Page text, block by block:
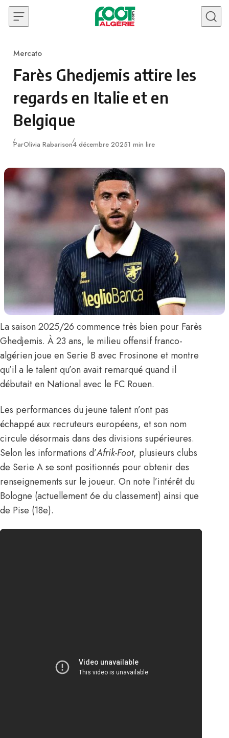
Skip to content
Category
Mercato
Farès Ghedjemis attire les
regards en Italie et en
Belgique
ParOlivia RabarisonPublié
4 décembre 20251 min lire
La saison 2025/26 commence très bien pour Farès
Ghedjemis. À 23 ans, le milieu offensif franco-
algérien joue en Serie B avec Frosinone et montre
qu’il a le talent qu’on avait remarqué quand il
débutait en National avec le FC Rouen.
Les performances du jeune talent n’ont pas
échappé aux recruteurs européens, et son nom
circule désormais dans des divisions supérieures.
Selon les informations d’Afrik-Foot, plusieurs clubs
de Serie A se sont positionnés pour obtenir des
renseignements sur le joueur. On note l’intérêt du
Bologne (actuellement 6e du classement) ainsi que
de Pise (18e).